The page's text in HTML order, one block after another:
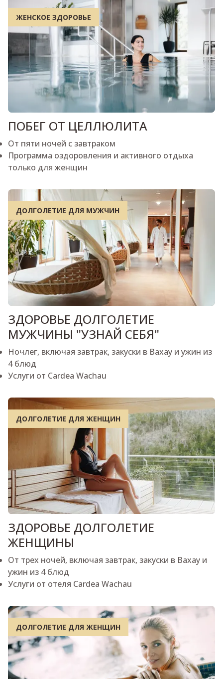
ЖЕНСКОЕ ЗДОРОВЬЕ
ПОБЕГ ОТ ЦЕЛЛЮЛИТА
От пяти ночей с завтраком
Программа оздоровления и активного отдыха
только для женщин
ДОЛГОЛЕТИЕ ДЛЯ МУЖЧИН
ЗДОРОВЬЕ ДОЛГОЛЕТИЕ
МУЖЧИНЫ "УЗНАЙ СЕБЯ"
Ночлег, включая завтрак, закуски в Вахау и ужин из
4 блюд
Услуги от Cardea Wachau
ДОЛГОЛЕТИЕ ДЛЯ ЖЕНЩИН
ЗДОРОВЬЕ ДОЛГОЛЕТИЕ
ЖЕНЩИНЫ
От трех ночей, включая завтрак, закуски в Вахау и
ужин из 4 блюд
Услуги от отеля Cardea Wachau
ДОЛГОЛЕТИЕ ДЛЯ ЖЕНЩИН